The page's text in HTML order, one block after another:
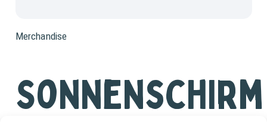
Merchandise
Sonnenschirm